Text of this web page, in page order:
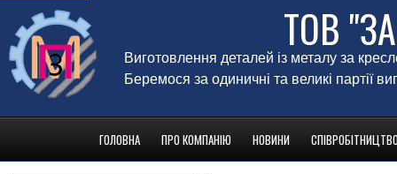
ТОВ
Виготовлення деталей із металу за
Беремося за одиничні та великі партії
ГОЛОВНА ПРО КОМПАНІЮ НОВИНИ